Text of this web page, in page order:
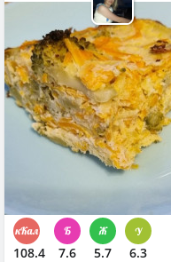
108.4 7.6 5.7 6.3